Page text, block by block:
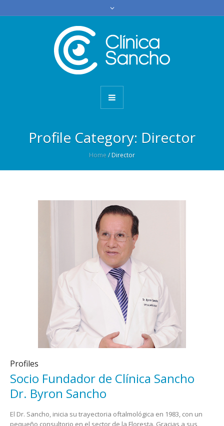
Profile Category: Director
Home /Director
Profiles
Socio Fundador de Clínica Sancho
Dr. Byron Sancho
El Dr. Sancho, inicia su trayectoria oftalmológica en 1983, con un
pequeño consultorio en el sector de la Floresta. Gracias a sus